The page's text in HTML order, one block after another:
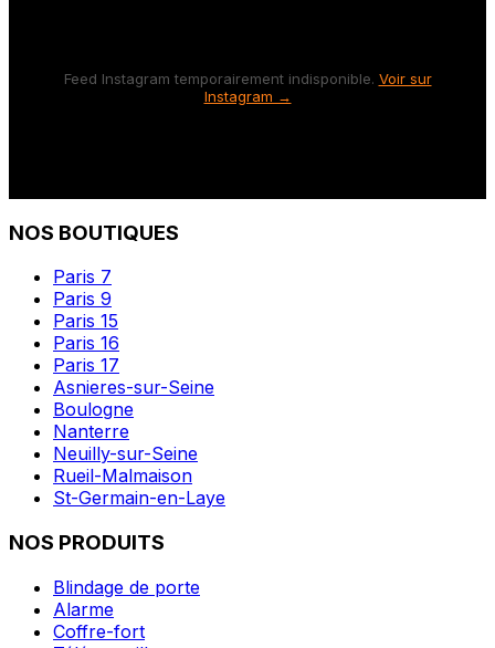
Feed Instagram temporairement indisponible. Voir sur
Instagram →
NOS BOUTIQUES
Paris 7
Paris 9
Paris 15
Paris 16
Paris 17
Asnieres-sur-Seine
Boulogne
Nanterre
Neuilly-sur-Seine
Rueil-Malmaison
St-Germain-en-Laye
NOS PRODUITS
Blindage de porte
Alarme
Coffre-fort